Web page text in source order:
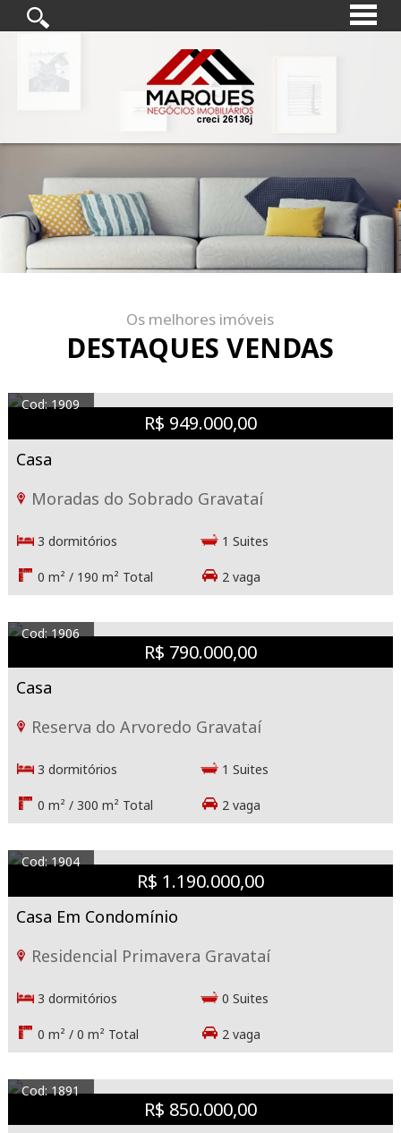
Os melhores imóveis
DESTAQUES VENDAS
Cod: 1909
R$ 949.000,00
Casa
Moradas do Sobrado Gravataí
3 dormitórios 1 Suites
0 m² / 190 m² Total 2 vaga
Cod: 1906
R$ 790.000,00
Casa
Reserva do Arvoredo Gravataí
3 dormitórios 1 Suites
0 m² / 300 m² Total 2 vaga
Cod: 1904
R$ 1.190.000,00
Casa Em Condomínio
Residencial Primavera Gravataí
3 dormitórios 0 Suites
0 m² / 0 m² Total 2 vaga
Cod: 1891
R$ 850.000,00